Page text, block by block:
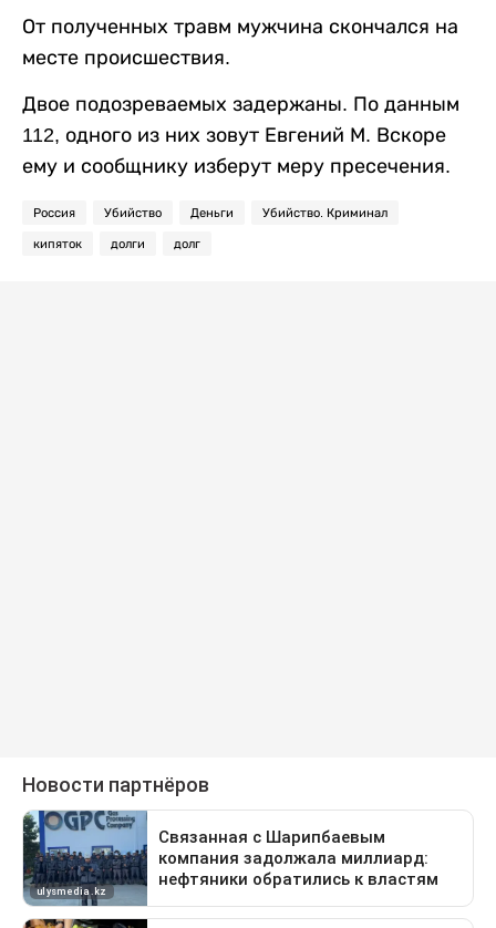
От полученных травм мужчина скончался на
месте происшествия.
Двое подозреваемых задержаны. По данным
112, одного из них зовут Евгений М. Вскоре
ему и сообщнику изберут меру пресечения.
Россия Убийство Деньги Убийство. Криминал
кипяток долги долг